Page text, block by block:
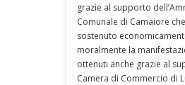
grazie al supporto
Comunale di Camaiore
sostenuto
moralmente la
ottenuti anche grazie al
Camera di Commercio di